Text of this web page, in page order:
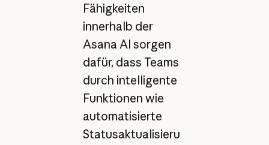
Fähigkeiten
innerhalb der
Asana AI sorgen
dafür, dass Teams
durch intelligente
Funktionen wie
automatisierte
Statusaktualisieru